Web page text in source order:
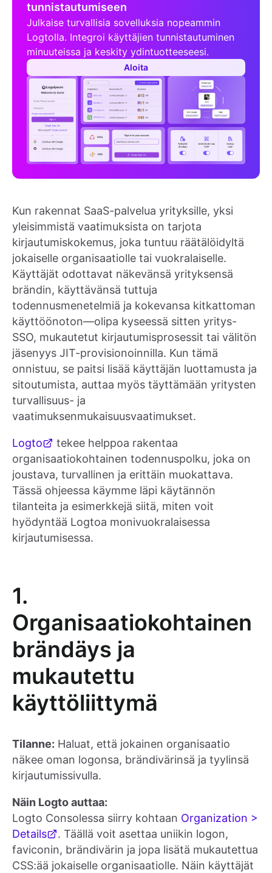
tunnistautumiseen
Julkaise turvallisia sovelluksia nopeammin
Logtolla. Integroi käyttäjien tunnistautuminen
minuuteissa ja keskity ydintuotteeseesi.
Aloita
Kun rakennat SaaS-palvelua yrityksille, yksi
yleisimmistä vaatimuksista on tarjota
kirjautumiskokemus, joka tuntuu räätälöidyltä
jokaiselle organisaatiolle tai vuokralaiselle.
Käyttäjät odottavat näkevänsä yrityksensä
brändin, käyttävänsä tuttuja
todennusmenetelmiä ja kokevansa kitkattoman
käyttöönoton—olipa kyseessä sitten yritys-
SSO, mukautetut kirjautumisprosessit tai välitön
jäsenyys JIT-provisionoinnilla. Kun tämä
onnistuu, se paitsi lisää käyttäjän luottamusta ja
sitoutumista, auttaa myös täyttämään yritysten
turvallisuus- ja
vaatimuksenmukaisuusvaatimukset.
Logto
tekee helppoa rakentaa
organisaatiokohtainen todennuspolku, joka on
joustava, turvallinen ja erittäin muokattava.
Tässä ohjeessa käymme läpi käytännön
tilanteita ja esimerkkejä siitä, miten voit
hyödyntää Logtoa monivuokralaisessa
kirjautumisessa.
1.
Organisaatiokohtainen
brändäys ja
mukautettu
käyttöliittymä
Tilanne: Haluat, että jokainen organisaatio
näkee oman logonsa, brändivärinsä ja tyylinsä
kirjautumissivulla.
Näin Logto auttaa:
Logto Consolessa siirry kohtaan Organization >
Details
. Täällä voit asettaa uniikin logon,
faviconin, brändivärin ja jopa lisätä mukautettua
CSS:ää jokaiselle organisaatiolle. Näin käyttäjät